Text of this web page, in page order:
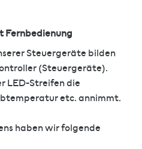
Fernbedienung
Steuergeräte bilden
(Steuergeräte).
LED-Streifen die
etc. annimmt.
haben wir folgende